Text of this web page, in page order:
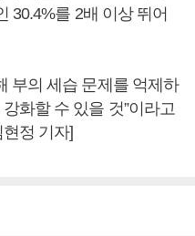
30.4%를 2배 이상 뛰어
부의 세습 문제를 억제하
화할 수 있을 것”이라고
정 기자]